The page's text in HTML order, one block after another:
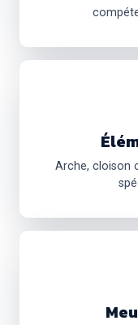
Arche, cloison